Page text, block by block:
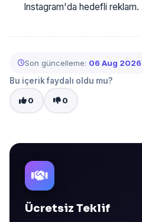
Instagram'da hedefli reklam.
Son güncelleme: 06 Aug 2026
Bu içerik faydalı oldu mu?
0 0
Ücretsiz Teklif